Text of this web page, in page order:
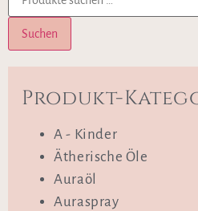
Suchen
Produkt-
A - Kinder
Ätherische Öle
Auraöl
Auraspray